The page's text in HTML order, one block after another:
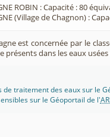
ROBIN : Capacité : 80
(Village de Chagnon) :
est concernée par le
présents dans les eaux
de traitement des eaux sur le
sur le Géoportail de l'